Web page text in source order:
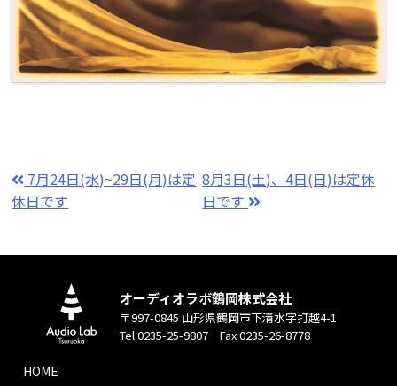
7月24日(水)~29日(月)は定
休日です
8月3日(土)、4日(日)は定休
日です
オーディオラボ鶴岡株式会社
〒997-0845 山形県鶴岡市下清水字打越4-1
Tel 0235-25-9807 Fax 0235-26-8778
HOME